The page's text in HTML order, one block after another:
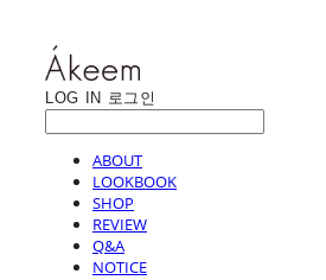
LOG IN 로그인
ABOUT
LOOKBOOK
SHOP
REVIEW
Q&A
NOTICE